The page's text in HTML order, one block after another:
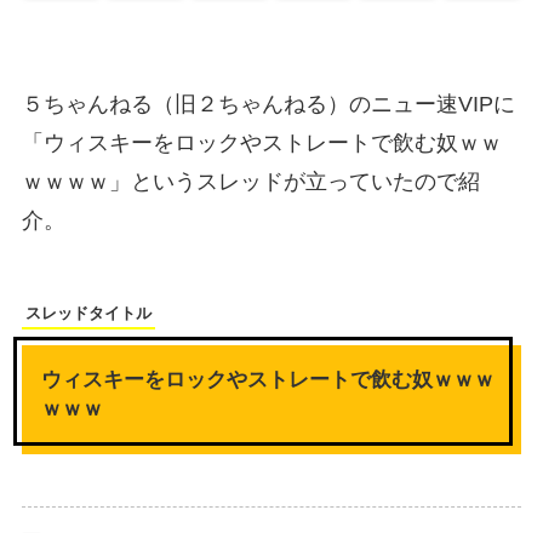
５ちゃんねる（旧２ちゃんねる）のニュー速VIPに
「ウィスキーをロックやストレートで飲む奴ｗｗ
ｗｗｗｗ」というスレッドが立っていたので紹
介。
スレッドタイトル
ウィスキーをロックやストレートで飲む奴ｗｗｗ
ｗｗｗ